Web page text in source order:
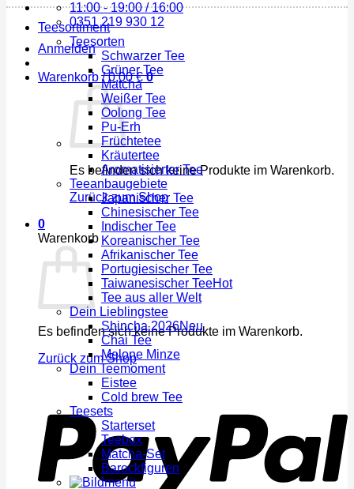
11:00 - 19:00 / 16:00
0351 219 930 12
Anmelden
Warenkorb /0,00€ 0
Es befinden sich keine Produkte im Warenkorb.
Zurück zum Shop
0
Warenkorb
Es befinden sich keine Produkte im Warenkorb.
Zurück zum Shop
Teesortiment
Teesorten
Schwarzer Tee
Grüner Tee
Matcha
Weißer Tee
Oolong Tee
Pu-Erh
Früchtetee
Kräutertee
Aromatisierter Tee
Teeanbaugebiete
Japanischer Tee
Chinesischer Tee
Indischer Tee
Koreanischer Tee
Afrikanischer Tee
Portugiesischer Tee
Taiwanesischer Tee
Tee aus aller Welt
Dein Lieblingstee
Shincha 2026
Chai Tee
Melone Minze
Dein Teemoment
Eistee
Cold brew Tee
Teesets
Starterset
Teebox
Matcha-Set
Barockfiguren